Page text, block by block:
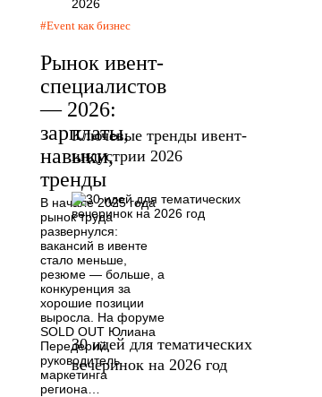
Event как бизнес
Рынок ивент-
специалистов
— 2026:
зарплаты,
навыки,
тренды
В начале 2025 года
рынок труда
развернулся:
вакансий в ивенте
стало меньше,
резюме — больше, а
конкуренция за
хорошие позиции
выросла. На форуме
SOLD OUT Юлиана
Передерий,
руководитель
маркетинга
региона…
Ключевые тренды ивент-
индустрии 2026
30 идей для тематических
вечеринок на 2026 год